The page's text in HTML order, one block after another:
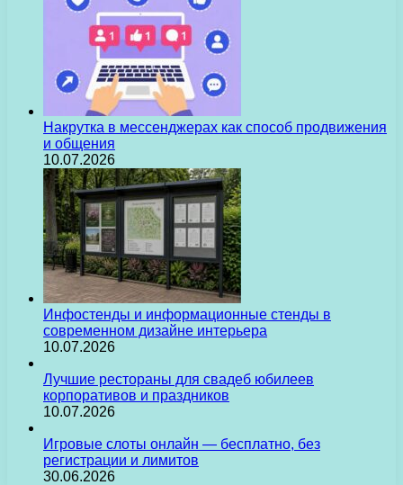
Накрутка в мессенджерах как способ продвижения
и общения
10.07.2026
Инфостенды и информационные стенды в
современном дизайне интерьера
10.07.2026
Лучшие рестораны для свадеб юбилеев
корпоративов и праздников
10.07.2026
Игровые слоты онлайн — бесплатно, без
регистрации и лимитов
30.06.2026